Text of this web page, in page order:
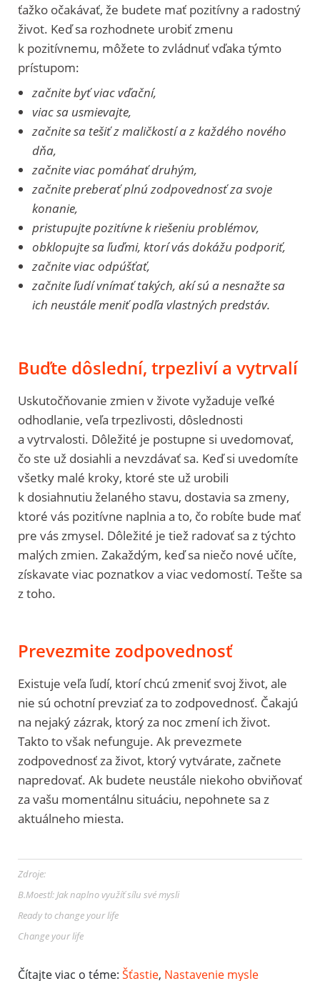
ťažko očakávať, že budete mať pozitívny a radostný
život. Keď sa rozhodnete urobiť zmenu
k pozitívnemu, môžete to zvládnuť vďaka týmto
prístupom:
začnite byť viac vďační,
viac sa usmievajte,
začnite sa tešiť z maličkostí a z každého nového
dňa,
začnite viac pomáhať druhým,
začnite preberať plnú zodpovednosť za svoje
konanie,
pristupujte pozitívne k riešeniu problémov,
obklopujte sa ľuďmi, ktorí vás dokážu podporiť,
začnite viac odpúšťať,
začnite ľudí vnímať takých, akí sú a nesnažte sa
ich neustále meniť podľa vlastných predstáv.
Buďte dôslední, trpezliví a vytrvalí
Uskutočňovanie zmien v živote vyžaduje veľké
odhodlanie, veľa trpezlivosti, dôslednosti
a vytrvalosti. Dôležité je postupne si uvedomovať,
čo ste už dosiahli a nevzdávať sa. Keď si uvedomíte
všetky malé kroky, ktoré ste už urobili
k dosiahnutiu želaného stavu, dostavia sa zmeny,
ktoré vás pozitívne naplnia a to, čo robíte bude mať
pre vás zmysel. Dôležité je tiež radovať sa z týchto
malých zmien. Zakaždým, keď sa niečo nové učíte,
získavate viac poznatkov a viac vedomostí. Tešte sa
z toho.
Prevezmite zodpovednosť
Existuje veľa ľudí, ktorí chcú zmeniť svoj život, ale
nie sú ochotní prevziať za to zodpovednosť. Čakajú
na nejaký zázrak, ktorý za noc zmení ich život.
Takto to však nefunguje. Ak prevezmete
zodpovednosť za život, ktorý vytvárate, začnete
napredovať. Ak budete neustále niekoho obviňovať
za vašu momentálnu situáciu, nepohnete sa z
aktuálneho miesta.
Zdroje:
B.Moestl: Jak naplno využíť sílu své mysli
Ready to change your life
Change your life
Čítajte viac o téme: Šťastie, Nastavenie mysle